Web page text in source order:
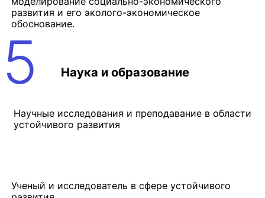
развития и его эколого-экономическое
обоснование.
5 Наука и образование
Научные исследования и преподавание в области
устойчивого развития
Ученый и исследователь в сфере устойчивого